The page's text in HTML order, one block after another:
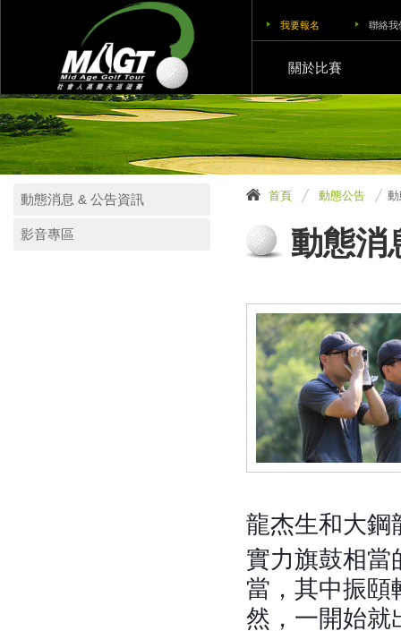
我要報名 聯絡我
關於比賽
動態消息 & 公告資訊
影音專區
首頁 動態公告
動態消
龍杰生和大鋼
實力旗鼓相當
當，其中振頤
然，一開始就